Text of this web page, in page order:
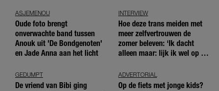
ASJEMENOU
Oude foto brengt
onverwachte band tussen
Anouk uit 'De Bondgenoten'
en Jade Anna aan het licht
INTERVIEW
Hoe deze trans meiden met
meer zelfvertrouwen de
zomer beleven: ‘Ik dacht
alleen maar: lijk ik wel op de
GEDUMPT
De vriend van Bibi ging
ADVERTORIAL
Op de fiets met jonge kids?